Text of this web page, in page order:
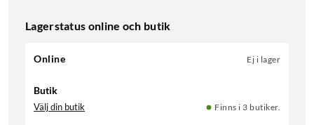
Lagerstatus online och butik
Online Ej i lager
Butik
Välj din butik Finns i 3 butiker.